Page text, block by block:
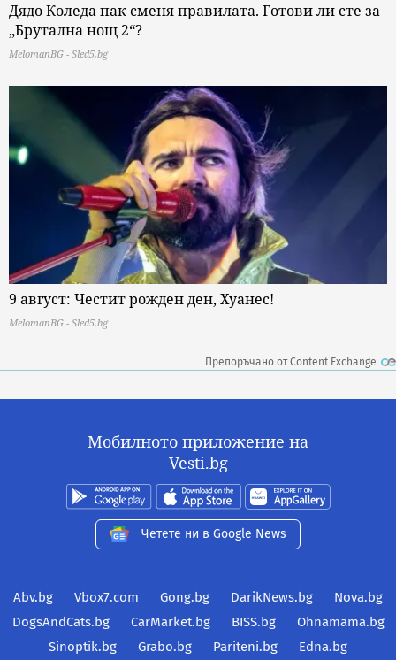
Дядо Коледа пак сменя правилата. Готови ли сте за
„Брутална нощ 2“?
MelomanBG - Sled5.bg
9 август: Честит рожден ден, Хуанес!
MelomanBG - Sled5.bg
Препоръчано от Content Exchange
Мобилното приложение на
Vesti.bg
Четете ни в Google News
Abv.bg Vbox7.com Gong.bg DarikNews.bg
Nova.bg
DogsAndCats.bg
CarMarket.bg BISS.bg
Ohnamama.bg
Sinoptik.bg
Grabo.bg Pariteni.bg Edna.bg